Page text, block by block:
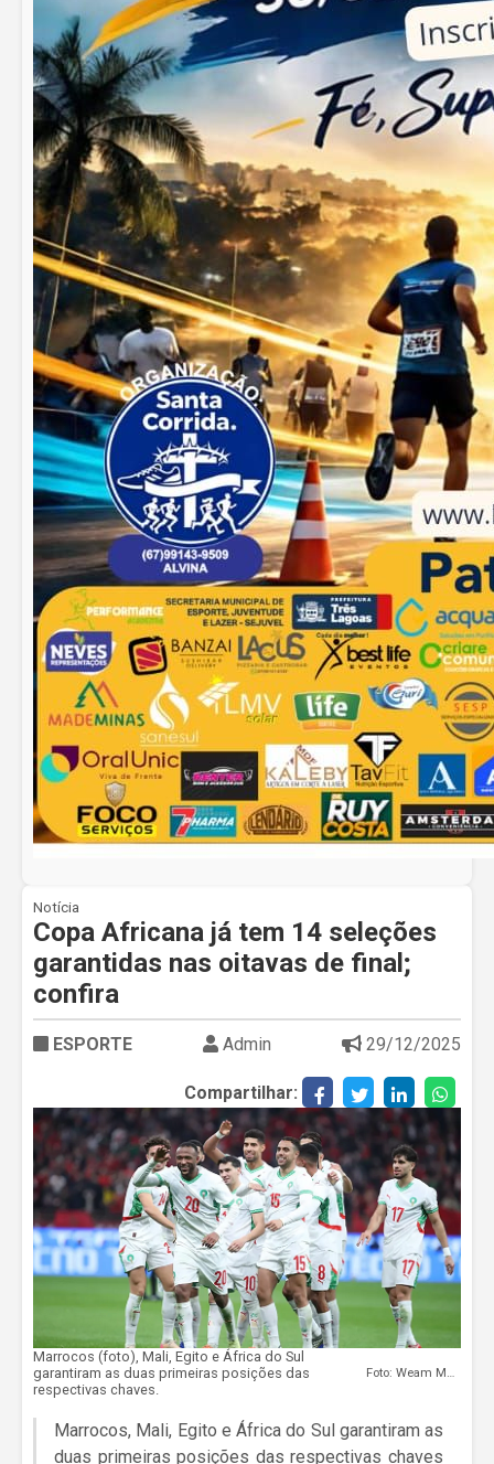
Notícia
Copa Africana já tem 14 seleções
garantidas nas oitavas de final;
confira
ESPORTE Admin 29/12/2025
Compartilhar:
Marrocos (foto), Mali, Egito e África do Sul
garantiram as duas primeiras posições das
respectivas chaves.
Foto: Weam Mostafa/BackpagePix
Marrocos, Mali, Egito e África do Sul garantiram as
duas primeiras posições das respectivas chaves